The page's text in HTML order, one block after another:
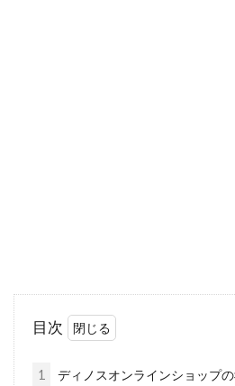
目次
1
ディノスオンラインショップ